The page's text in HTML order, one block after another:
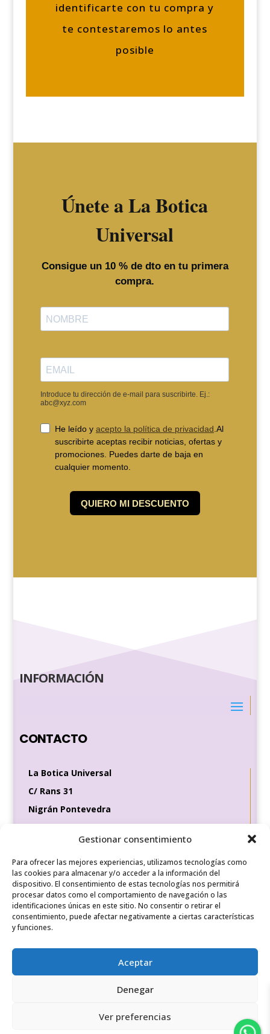
Gestionar consentimiento
Para ofrecer las mejores experiencias, utilizamos tecnologías como
las cookies para almacenar y/o acceder a la información del
dispositivo. El consentimiento de estas tecnologías nos permitirá
procesar datos como el comportamiento de navegación o las
identificaciones únicas en este sitio. No consentir o retirar el
consentimiento, puede afectar negativamente a ciertas características
y funciones.
Aceptar
Denegar
Ver preferencias
identificarte con tu compra y
te contestaremos lo antes
posible
INFORMACIÓN
CONTACTO
La Botica Universal
C/ Rans 31
Nigrán Pontevedra
36370
Tel de contacto
649 35 56 83
REDES SOCIALES